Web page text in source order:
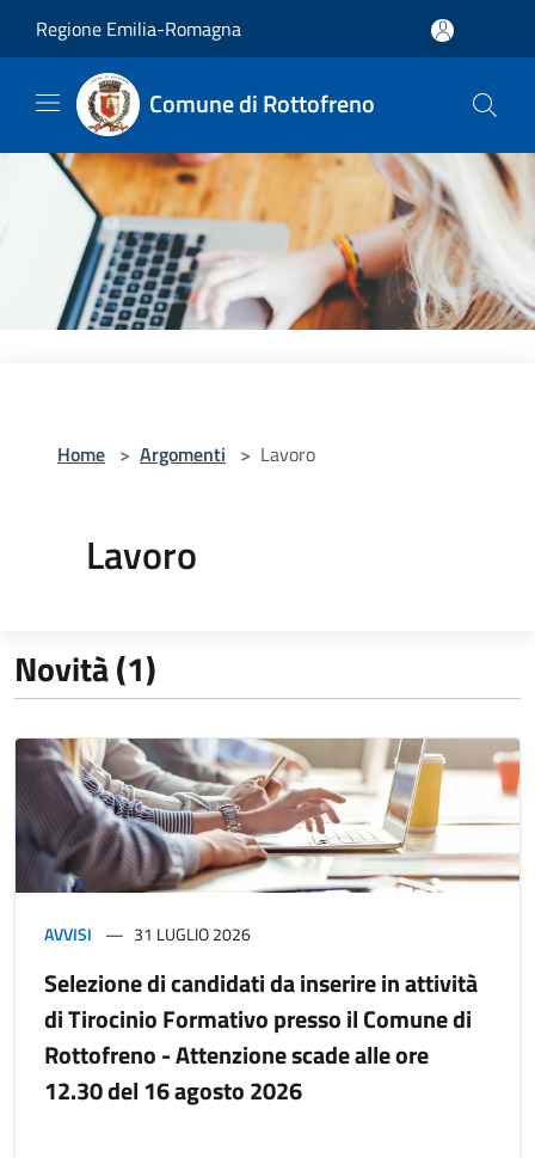
Regione Emilia-Romagna
Comune di Rottofreno
Home > Argomenti > Lavoro
Lavoro
Novità (1)
AVVISI 31 LUGLIO 2026
Selezione di candidati da inserire in attività
di Tirocinio Formativo presso il Comune di
Rottofreno - Attenzione scade alle ore
12.30 del 16 agosto 2026